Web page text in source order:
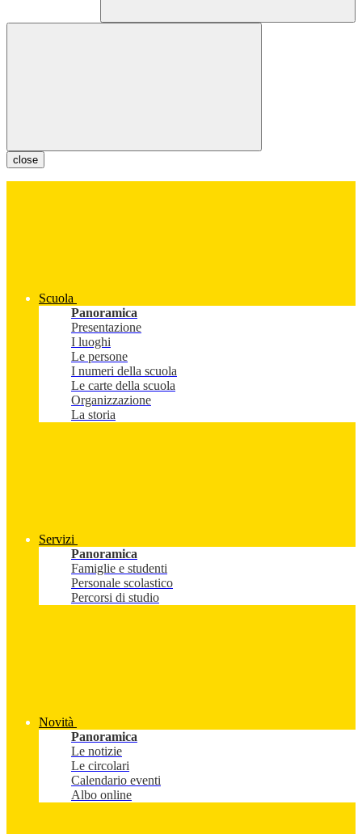
close
Scuola
Panoramica
Presentazione
I luoghi
Le persone
I numeri della scuola
Le carte della scuola
Organizzazione
La storia
Servizi
Panoramica
Famiglie e studenti
Personale scolastico
Percorsi di studio
Novità
Panoramica
Le notizie
Le circolari
Calendario eventi
Albo online